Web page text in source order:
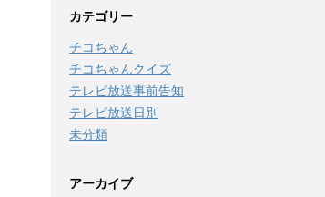
カテゴリー
チコちゃん
チコちゃんクイズ
テレビ放送事前告知
テレビ放送日別
未分類
アーカイブ